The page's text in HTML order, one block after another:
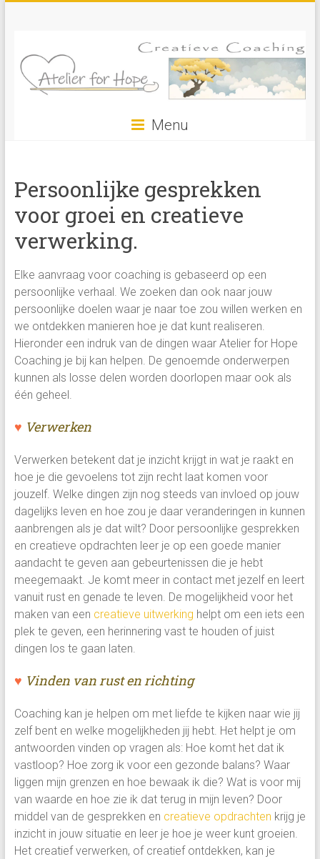
for
Hope
Creatief
Verwerken
&
Groeien
vrouwen
Menu
Persoonlijke gesprekken
voor groei en creatieve
verwerking.
Elke aanvraag voor coaching is gebaseerd op een
persoonlijke verhaal. We zoeken dan ook naar jouw
persoonlijke doelen waar je naar toe zou willen werken en
we ontdekken manieren hoe je dat kunt realiseren.
Hieronder een indruk van de dingen waar Atelier for Hope
Coaching je bij kan helpen. De genoemde onderwerpen
kunnen als losse delen worden doorlopen maar ook als
één geheel.
♥ Verwerken
Verwerken betekent dat je inzicht krijgt in wat je raakt en
hoe je die gevoelens tot zijn recht laat komen voor
jouzelf. Welke dingen zijn nog steeds van invloed op jouw
dagelijks leven en hoe zou je daar veranderingen in kunnen
aanbrengen als je dat wilt? Door persoonlijke gesprekken
en creatieve opdrachten leer je op een goede manier
aandacht te geven aan gebeurtenissen die je hebt
meegemaakt. Je komt meer in contact met jezelf en leert
vanuit rust en genade te leven. De mogelijkheid voor het
maken van een creatieve uitwerking helpt om een iets een
plek te geven, een herinnering vast te houden of juist
dingen los te gaan laten.
♥ Vinden van rust en richting
Coaching kan je helpen om met liefde te kijken naar wie jij
zelf bent en welke mogelijkheden jij hebt. Het helpt je om
antwoorden vinden op vragen als: Hoe komt het dat ik
vastloop? Hoe zorg ik voor een gezonde balans? Waar
liggen mijn grenzen en hoe bewaak ik die? Wat is voor mij
van waarde en hoe zie ik dat terug in mijn leven? Door
middel van de gesprekken en creatieve opdrachten krijg je
inzicht in jouw situatie en leer je hoe je weer kunt groeien.
Het creatief verwerken, of creatief ontdekken, kan je